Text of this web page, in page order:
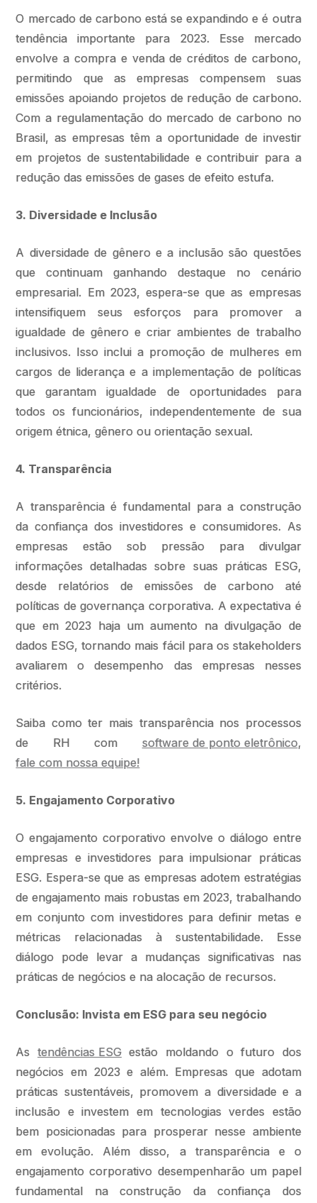
O mercado de carbono está se expandindo e é outra
tendência importante para 2023. Esse mercado
envolve a compra e venda de créditos de carbono,
permitindo que as empresas compensem suas
emissões apoiando projetos de redução de carbono.
Com a regulamentação do mercado de carbono no
Brasil, as empresas têm a oportunidade de investir
em projetos de sustentabilidade e contribuir para a
redução das emissões de gases de efeito estufa.
3. Diversidade e Inclusão
A diversidade de gênero e a inclusão são questões
que continuam ganhando destaque no cenário
empresarial. Em 2023, espera-se que as empresas
intensifiquem seus esforços para promover a
igualdade de gênero e criar ambientes de trabalho
inclusivos. Isso inclui a promoção de mulheres em
cargos de liderança e a implementação de políticas
que garantam igualdade de oportunidades para
todos os funcionários, independentemente de sua
origem étnica, gênero ou orientação sexual.
4. Transparência
A transparência é fundamental para a construção
da confiança dos investidores e consumidores. As
empresas estão sob pressão para divulgar
informações detalhadas sobre suas práticas ESG,
desde relatórios de emissões de carbono até
políticas de governança corporativa. A expectativa é
que em 2023 haja um aumento na divulgação de
dados ESG, tornando mais fácil para os stakeholders
avaliarem o desempenho das empresas nesses
critérios.
Saiba como ter mais transparência nos processos
de RH com software de ponto eletrônico,
fale com nossa equipe!
5. Engajamento Corporativo
O engajamento corporativo envolve o diálogo entre
empresas e investidores para impulsionar práticas
ESG. Espera-se que as empresas adotem estratégias
de engajamento mais robustas em 2023, trabalhando
em conjunto com investidores para definir metas e
métricas relacionadas à sustentabilidade. Esse
diálogo pode levar a mudanças significativas nas
práticas de negócios e na alocação de recursos.
Conclusão: Invista em ESG para seu negócio
As tendências ESGestão moldando o futuro dos
negócios em 2023 e além. Empresas que adotam
práticas sustentáveis, promovem a diversidade e a
inclusão e investem em tecnologias verdes estão
bem posicionadas para prosperar nesse ambiente
em evolução. Além disso, a transparência e o
engajamento corporativo desempenharão um papel
fundamental na construção da confiança dos